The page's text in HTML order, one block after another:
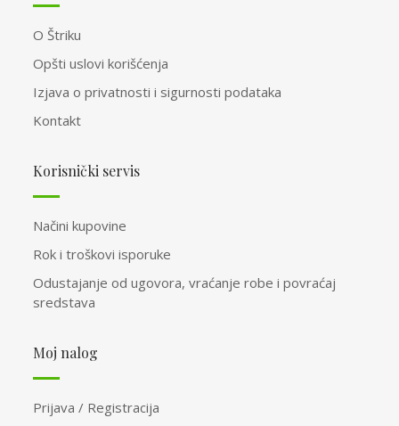
O Štriku
Opšti uslovi korišćenja
Izjava o privatnosti i sigurnosti podataka
Kontakt
Korisnički servis
Načini kupovine
Rok i troškovi isporuke
Odustajanje od ugovora, vraćanje robe i povraćaj
sredstava
Moj nalog
Prijava / Registracija